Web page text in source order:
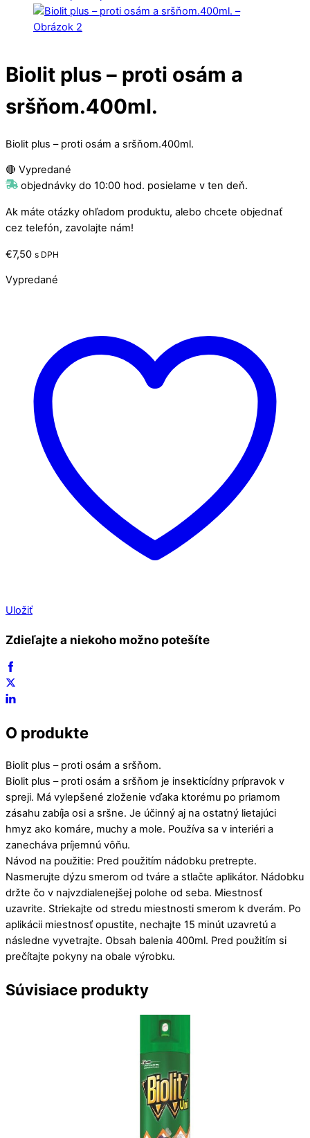
Biolit plus – proti osám a
sršňom.400ml.
Biolit plus – proti osám a sršňom.400ml.
🔴 Vypredané
objednávky do 10:00 hod. posielame v ten deň.
Ak máte otázky ohľadom produktu, alebo chcete objednať
cez telefón, zavolajte nám!
€7,50 s DPH
Vypredané
Uložiť
Zdieľajte a niekoho možno potešíte
O produkte
Biolit plus – proti osám a sršňom.
Biolit plus – proti osám a sršňom je insekticídny prípravok v
spreji. Má vylepšené zloženie vďaka ktorému po priamom
zásahu zabíja osi a sršne. Je účinný aj na ostatný lietajúci
hmyz ako komáre, muchy a mole. Používa sa v interiéri a
zanecháva príjemnú vôňu.
Návod na použitie: Pred použitím nádobku pretrepte.
Nasmerujte dýzu smerom od tváre a stlačte aplikátor. Nádobku
držte čo v najvzdialenejšej polohe od seba. Miestnosť
uzavrite. Striekajte od stredu miestnosti smerom k dverám. Po
aplikácii miestnosť opustite, nechajte 15 minút uzavretú a
následne vyvetrajte. Obsah balenia 400ml. Pred použitím si
prečítajte pokyny na obale výrobku.
Súvisiace produkty